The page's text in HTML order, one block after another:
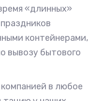
«длинных»
контейнерами,
вывозу бытового
в любое